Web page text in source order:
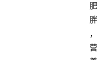
肥
胖
，
营